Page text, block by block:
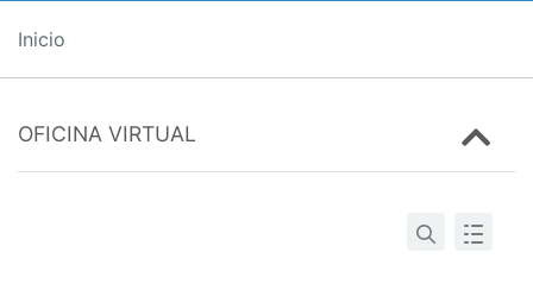
Inicio
OFICINA VIRTUAL